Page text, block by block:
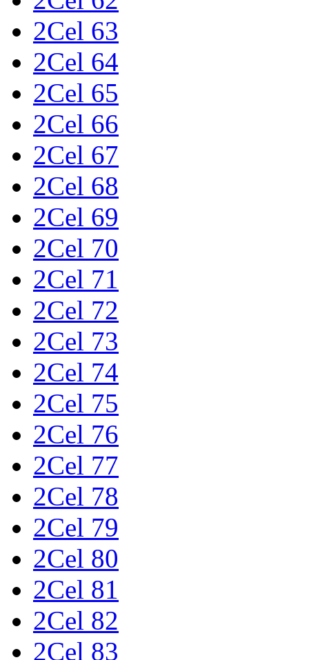
2Cel 63
2Cel 64
2Cel 65
2Cel 66
2Cel 67
2Cel 68
2Cel 69
2Cel 70
2Cel 71
2Cel 72
2Cel 73
2Cel 74
2Cel 75
2Cel 76
2Cel 77
2Cel 78
2Cel 79
2Cel 80
2Cel 81
2Cel 82
2Cel 83